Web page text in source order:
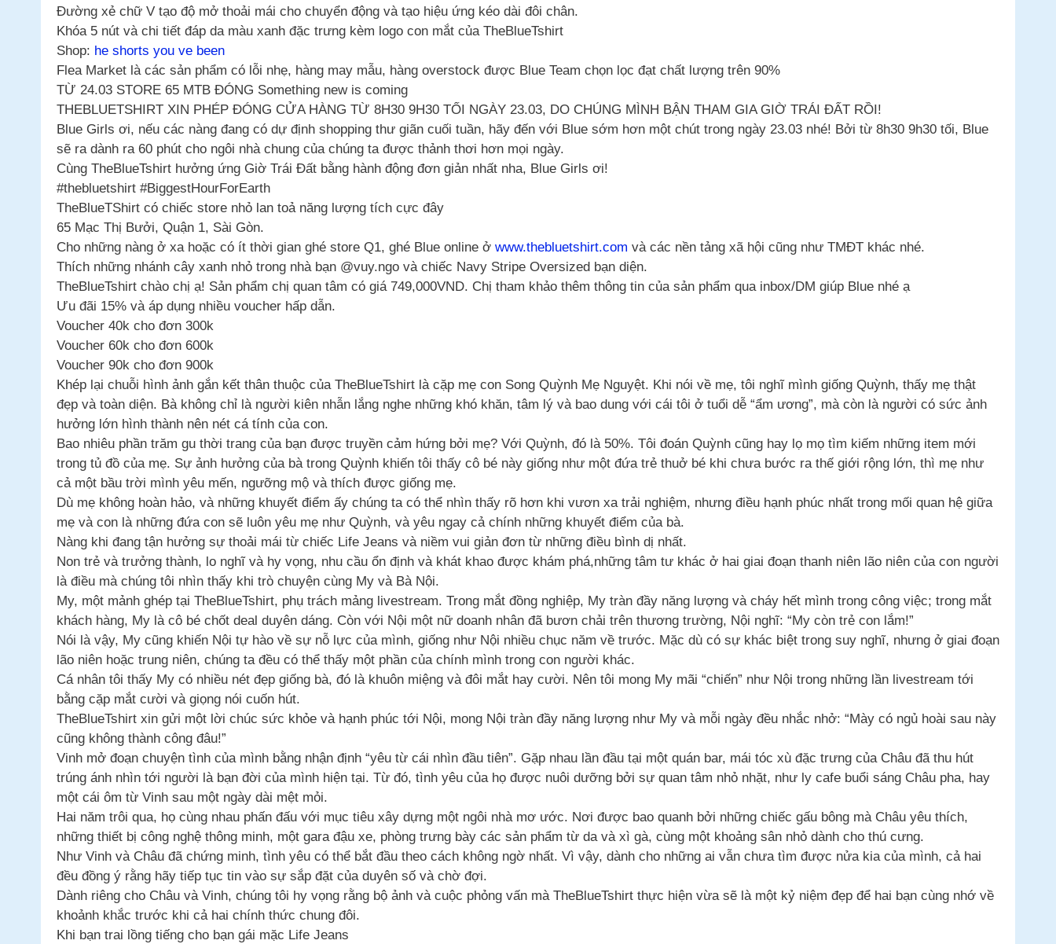
Đường xẻ chữ V tạo độ mở thoải mái cho chuyển động và tạo hiệu ứng kéo dài đôi chân.
Khóa 5 nút và chi tiết đáp da màu xanh đặc trưng kèm logo con mắt của TheBlueTshirt
Shop: he shorts you ve been
Flea Market là các sản phẩm có lỗi nhẹ, hàng may mẫu, hàng overstock được Blue Team chọn lọc đạt chất lượng trên 90%
TỪ 24.03 STORE 65 MTB ĐÓNG Something new is coming
THEBLUETSHIRT XIN PHÉP ĐÓNG CỬA HÀNG TỪ 8H30 9H30 TỐI NGÀY 23.03, DO CHÚNG MÌNH BẬN THAM GIA GIỜ TRÁI ĐẤT RỒI!
Blue Girls ơi, nếu các nàng đang có dự định shopping thư giãn cuối tuần, hãy đến với Blue sớm hơn một chút trong ngày 23.03 nhé! Bởi từ 8h30 9h30 tối, Blue
sẽ ra dành ra 60 phút cho ngôi nhà chung của chúng ta được thảnh thơi hơn mọi ngày.
Cùng TheBlueTshirt hưởng ứng Giờ Trái Đất bằng hành động đơn giản nhất nha, Blue Girls ơi!
#thebluetshirt #BiggestHourForEarth
TheBlueTShirt có chiếc store nhỏ lan toả năng lượng tích cực đây
65 Mạc Thị Bưởi, Quận 1, Sài Gòn.
Cho những nàng ở xa hoặc có ít thời gian ghé store Q1, ghé Blue online ở www.thebluetshirt.com và các nền tảng xã hội cũng như TMĐT khác nhé.
Thích những nhánh cây xanh nhỏ trong nhà bạn @vuy.ngo và chiếc Navy Stripe Oversized bạn diện.
TheBlueTshirt chào chị ạ! Sản phẩm chị quan tâm có giá 749,000VND. Chị tham khảo thêm thông tin của sản phẩm qua inbox/DM giúp Blue nhé ạ
Ưu đãi 15% và áp dụng nhiều voucher hấp dẫn.
Voucher 40k cho đơn 300k
Voucher 60k cho đơn 600k
Voucher 90k cho đơn 900k
Khép lại chuỗi hình ảnh gắn kết thân thuộc của TheBlueTshirt là cặp mẹ con Song Quỳnh Mẹ Nguyệt. Khi nói về mẹ, tôi nghĩ mình giống Quỳnh, thấy mẹ thật
đẹp và toàn diện. Bà không chỉ là người kiên nhẫn lắng nghe những khó khăn, tâm lý và bao dung với cái tôi ở tuổi dễ “ẩm ương”, mà còn là người có sức ảnh
hưởng lớn hình thành nên nét cá tính của con.
Bao nhiêu phần trăm gu thời trang của bạn được truyền cảm hứng bởi mẹ? Với Quỳnh, đó là 50%. Tôi đoán Quỳnh cũng hay lọ mọ tìm kiếm những item mới
trong tủ đồ của mẹ. Sự ảnh hưởng của bà trong Quỳnh khiến tôi thấy cô bé này giống như một đứa trẻ thuở bé khi chưa bước ra thế giới rộng lớn, thì mẹ như
cả một bầu trời mình yêu mến, ngưỡng mộ và thích được giống mẹ.
Dù mẹ không hoàn hảo, và những khuyết điểm ấy chúng ta có thể nhìn thấy rõ hơn khi vươn xa trải nghiệm, nhưng điều hạnh phúc nhất trong mối quan hệ giữa
mẹ và con là những đứa con sẽ luôn yêu mẹ như Quỳnh, và yêu ngay cả chính những khuyết điểm của bà.
Nàng khi đang tận hưởng sự thoải mái từ chiếc Life Jeans và niềm vui giản đơn từ những điều bình dị nhất.
Non trẻ và trưởng thành, lo nghĩ và hy vọng, nhu cầu ổn định và khát khao được khám phá,những tâm tư khác ở hai giai đoạn thanh niên lão niên của con người
là điều mà chúng tôi nhìn thấy khi trò chuyện cùng My và Bà Nội.
My, một mảnh ghép tại TheBlueTshirt, phụ trách mảng livestream. Trong mắt đồng nghiệp, My tràn đầy năng lượng và cháy hết mình trong công việc; trong mắt
khách hàng, My là cô bé chốt deal duyên dáng. Còn với Nội một nữ doanh nhân đã bươn chải trên thương trường, Nội nghĩ: “My còn trẻ con lắm!”
Nói là vậy, My cũng khiến Nội tự hào về sự nỗ lực của mình, giống như Nội nhiều chục năm về trước. Mặc dù có sự khác biệt trong suy nghĩ, nhưng ở giai đoạn
lão niên hoặc trung niên, chúng ta đều có thể thấy một phần của chính mình trong con người khác.
Cá nhân tôi thấy My có nhiều nét đẹp giống bà, đó là khuôn miệng và đôi mắt hay cười. Nên tôi mong My mãi “chiến” như Nội trong những lần livestream tới
bằng cặp mắt cười và giọng nói cuốn hút.
TheBlueTshirt xin gửi một lời chúc sức khỏe và hạnh phúc tới Nội, mong Nội tràn đầy năng lượng như My và mỗi ngày đều nhắc nhở: “Mày có ngủ hoài sau này
cũng không thành công đâu!”
Vinh mở đoạn chuyện tình của mình bằng nhận định “yêu từ cái nhìn đầu tiên”. Gặp nhau lần đầu tại một quán bar, mái tóc xù đặc trưng của Châu đã thu hút
trúng ánh nhìn tới người là bạn đời của mình hiện tại. Từ đó, tình yêu của họ được nuôi dưỡng bởi sự quan tâm nhỏ nhặt, như ly cafe buổi sáng Châu pha, hay
một cái ôm từ Vinh sau một ngày dài mệt mỏi.
Hai năm trôi qua, họ cùng nhau phấn đấu với mục tiêu xây dựng một ngôi nhà mơ ước. Nơi được bao quanh bởi những chiếc gấu bông mà Châu yêu thích,
những thiết bị công nghệ thông minh, một gara đậu xe, phòng trưng bày các sản phẩm từ da và xì gà, cùng một khoảng sân nhỏ dành cho thú cưng.
Như Vinh và Châu đã chứng minh, tình yêu có thể bắt đầu theo cách không ngờ nhất. Vì vậy, dành cho những ai vẫn chưa tìm được nửa kia của mình, cả hai
đều đồng ý rằng hãy tiếp tục tin vào sự sắp đặt của duyên số và chờ đợi.
Dành riêng cho Châu và Vinh, chúng tôi hy vọng rằng bộ ảnh và cuộc phỏng vấn mà TheBlueTshirt thực hiện vừa sẽ là một kỷ niệm đẹp để hai bạn cùng nhớ về
khoảnh khắc trước khi cả hai chính thức chung đôi.
Khi bạn trai lồng tiếng cho bạn gái mặc Life Jeans